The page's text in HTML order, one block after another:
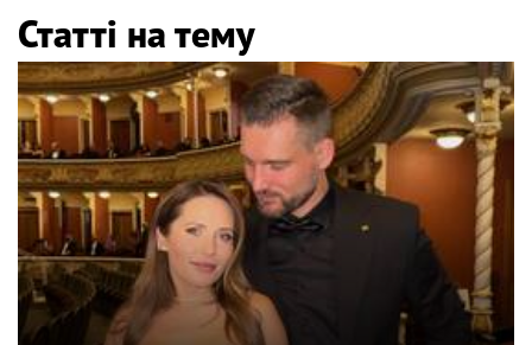
Статті на тему